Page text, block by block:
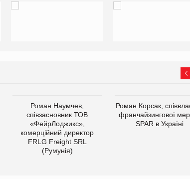
Роман Наумчев,
співзасновник ТОВ
«ФейрЛоджикс»,
комерційний директор
FRLG Freight SRL
(Румунія)
Роман Корсак,
франчайзингової
SPAR в Україні